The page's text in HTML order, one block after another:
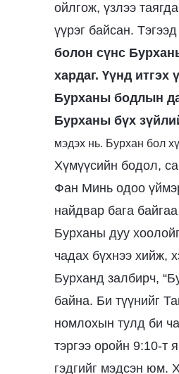
ойлгож, үзлээ
үүрэг байсан.
болон сүнс
хардаг. Үүнд итгэх
Бурханы бодлын
Бурханы бүх
мэдэх нь. Бурхан бол
Хүмүүсийн бодол,
Фан Минь одоо
найдвар бага
Бурханы дуу
чадах бүхнээ хийж,
Бурханд залбирч,
байна. Би түүнийг
номлохын тулд би
тэргээ оройн 9:10-т
гэдгийг мэдсэн юм.